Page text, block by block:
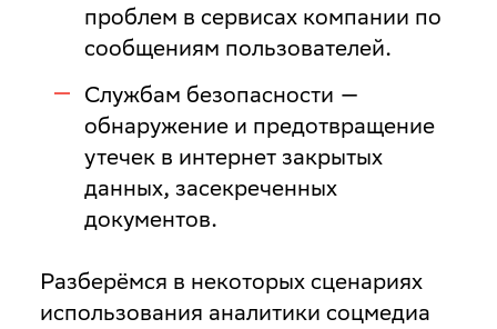
проблем в сервисах компании по
сообщениям пользователей.
Службам безопасности —
обнаружение и предотвращение
утечек в интернет закрытых
данных, засекреченных
документов.
Разберёмся в некоторых сценариях
использования аналитики соцмедиа